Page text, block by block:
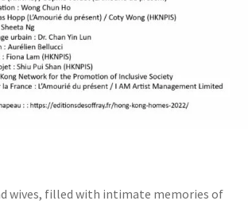
wives, filled with intimate memories of